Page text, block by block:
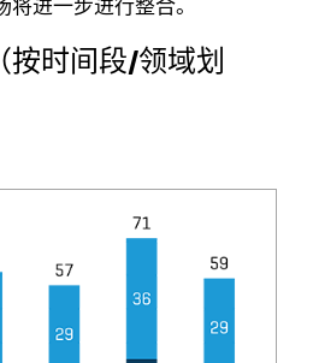
进一步进行整合。
按时间段/领域划